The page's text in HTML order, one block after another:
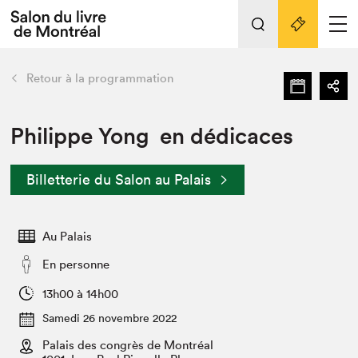
Espace médias
Espace exposant⋅e⋅s
Tout sur l'édition 2022
Actualités
Vidéos et Balados
Club de lecture Braindate
retour Nos activités
Édition 2022
Nous connaître
Projets partenaires 2022
Archives
Liens pratiques
Retour à la programmation
Philippe Yong en dédicaces
Billetterie du Salon au Palais
Au Palais
En personne
13h00 à 14h00
Samedi 26 novembre 2022
Palais des congrès de Montréal